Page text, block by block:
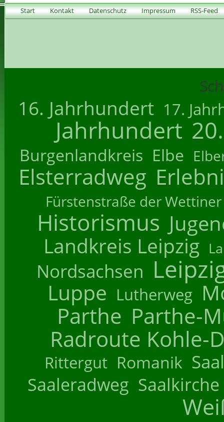
Start Kontakt Datenschutz Impressum RSS-Feed
16. Jahrhundert 17.
Jahrhundert
Burgenlandkreis Elbe
Elsterradweg
Fürstenstraße der Wettiner
Historismus
Landkreis Leipzig
Nordsachsen
Luppe Lutherweg
Parthe Parthe-
Radroute Kohle-
Rittergut Romanik
Saaleradweg Saalkirche